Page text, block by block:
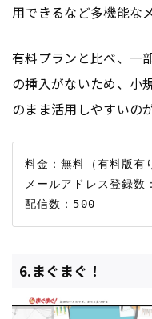
用できるなど多機能な
有料プランと比べ、一
の挿入がないため、小
のまま活用しやすいの
料金：無料（有料版有
メールアドレス登録数
6.まぐまぐ！